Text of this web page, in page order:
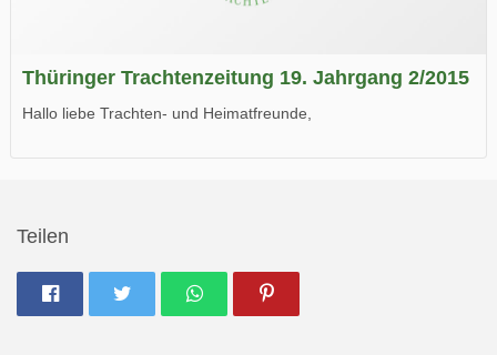
Thüringer Trachtenzeitung 19. Jahrgang 2/2015
Hallo liebe Trachten- und Heimatfreunde,
Teilen